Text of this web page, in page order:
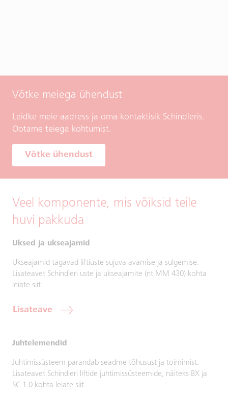
Võtke meiega ühendust
Leidke meie aadress ja oma kontaktisik Schindleris.
Ootame teiega kohtumist.
Võtke ühendust
Veel komponente, mis võiksid teile
huvi pakkuda
Uksed ja ukseajamid
Ukseajamid tagavad liftiuste sujuva avamise ja sulgemise.
Lisateavet Schindleri uste ja ukseajamite (nt MM 430) kohta
leiate siit.
Lisateave
Juhtelemendid
Juhtimissüsteem parandab seadme tõhusust ja toimimist.
Lisateavet Schindleri liftide juhtimissüsteemide, näiteks BX ja
SC 1.0 kohta leiate siit.